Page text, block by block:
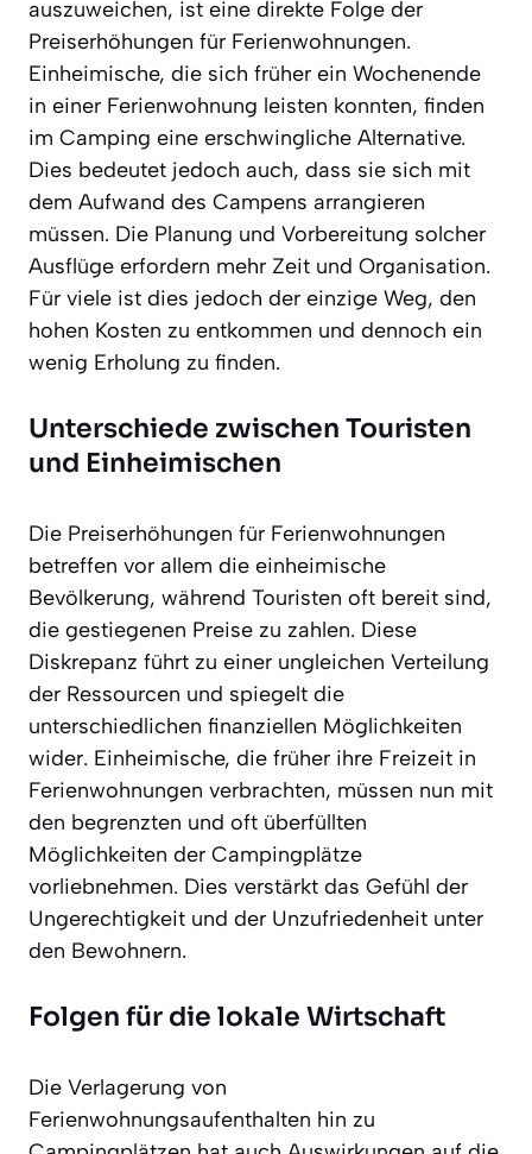
auszuweichen, ist eine direkte Folge der
Preiserhöhungen für Ferienwohnungen.
Einheimische, die sich früher ein Wochenende
in einer Ferienwohnung leisten konnten, finden
im Camping eine erschwingliche Alternative.
Dies bedeutet jedoch auch, dass sie sich mit
dem Aufwand des Campens arrangieren
müssen. Die Planung und Vorbereitung solcher
Ausflüge erfordern mehr Zeit und Organisation.
Für viele ist dies jedoch der einzige Weg, den
hohen Kosten zu entkommen und dennoch ein
wenig Erholung zu finden.
Unterschiede zwischen Touristen
und Einheimischen
Die Preiserhöhungen für Ferienwohnungen
betreffen vor allem die einheimische
Bevölkerung, während Touristen oft bereit sind,
die gestiegenen Preise zu zahlen. Diese
Diskrepanz führt zu einer ungleichen Verteilung
der Ressourcen und spiegelt die
unterschiedlichen finanziellen Möglichkeiten
wider. Einheimische, die früher ihre Freizeit in
Ferienwohnungen verbrachten, müssen nun mit
den begrenzten und oft überfüllten
Möglichkeiten der Campingplätze
vorliebnehmen. Dies verstärkt das Gefühl der
Ungerechtigkeit und der Unzufriedenheit unter
den Bewohnern.
Folgen für die lokale Wirtschaft
Die Verlagerung von
Ferienwohnungsaufenthalten hin zu